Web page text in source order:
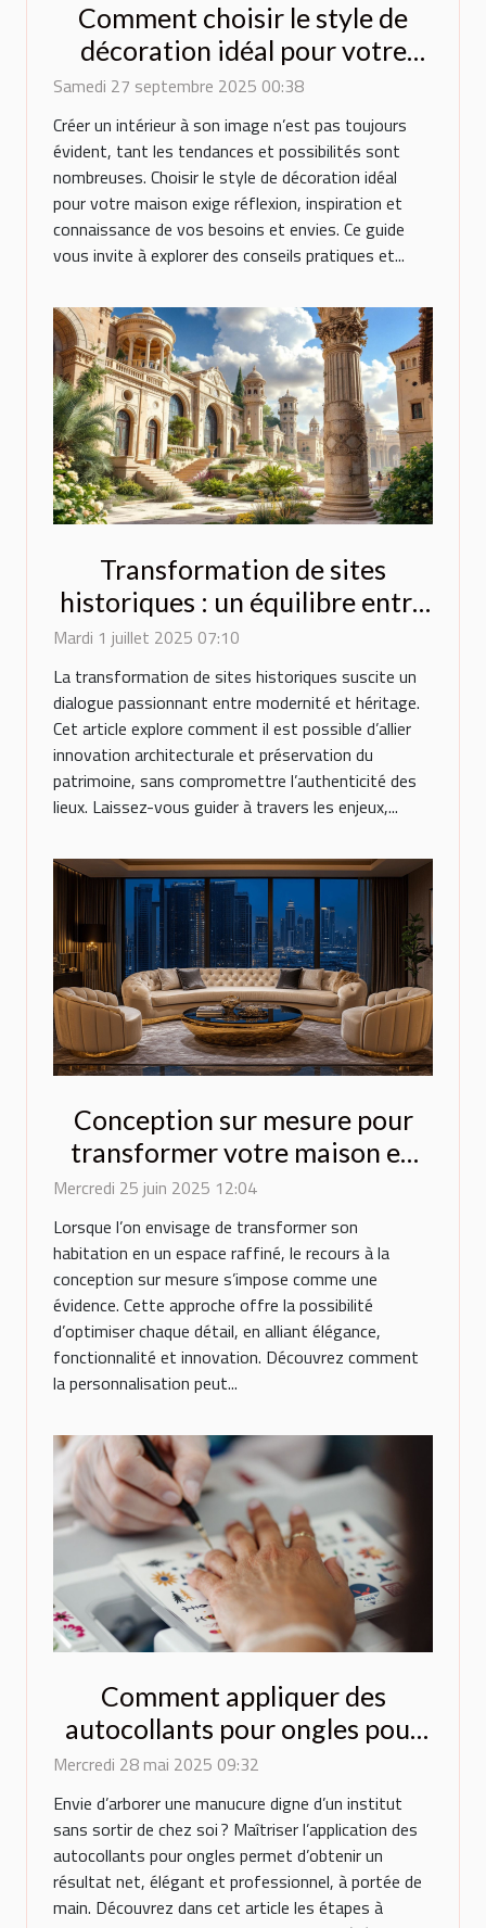
Comment choisir le style de
décoration idéal pour votre
maison ?
Samedi 27 septembre 2025 00:38
Créer un intérieur à son image n’est pas toujours
évident, tant les tendances et possibilités sont
nombreuses. Choisir le style de décoration idéal
pour votre maison exige réflexion, inspiration et
connaissance de vos besoins et envies. Ce guide
vous invite à explorer des conseils pratiques et...
Transformation de sites
historiques : un équilibre entre
innovation et préservation
Mardi 1 juillet 2025 07:10
La transformation de sites historiques suscite un
dialogue passionnant entre modernité et héritage.
Cet article explore comment il est possible d’allier
innovation architecturale et préservation du
patrimoine, sans compromettre l’authenticité des
lieux. Laissez-vous guider à travers les enjeux,...
Conception sur mesure pour
transformer votre maison en
espace de luxe
Mercredi 25 juin 2025 12:04
Lorsque l’on envisage de transformer son
habitation en un espace raffiné, le recours à la
conception sur mesure s’impose comme une
évidence. Cette approche offre la possibilité
d’optimiser chaque détail, en alliant élégance,
fonctionnalité et innovation. Découvrez comment
la personnalisation peut...
Comment appliquer des
autocollants pour ongles pour
un résultat professionnel
Mercredi 28 mai 2025 09:32
Envie d’arborer une manucure digne d’un institut
sans sortir de chez soi ? Maîtriser l’application des
autocollants pour ongles permet d’obtenir un
résultat net, élégant et professionnel, à portée de
main. Découvrez dans cet article les étapes à